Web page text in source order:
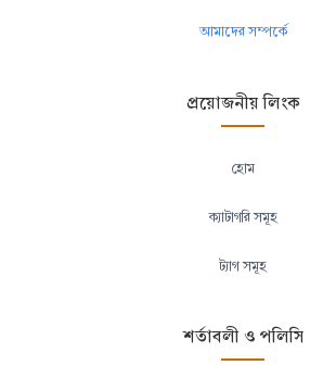
আমাদের সম্পর্কে
প্রয়োজনীয় লিংক
হোম
ক্যাটাগরি সমূহ
ট্যাগ সমূহ
শর্তাবলী ও পলিসি